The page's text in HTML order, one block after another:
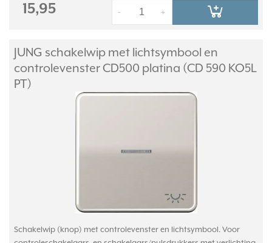
15,95 +
-
JUNG schakelwip met lichtsymbool en
controlevenster CD500 platina (CD 590 KO5L
PT)
Schakelwip (knop) met controlevenster en lichtsymbool. Voor